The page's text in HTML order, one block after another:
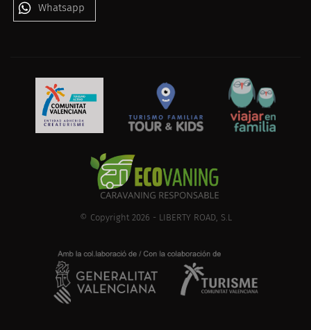
Whatsapp
© Copyright 2026 - LIBERTY ROAD, S.L